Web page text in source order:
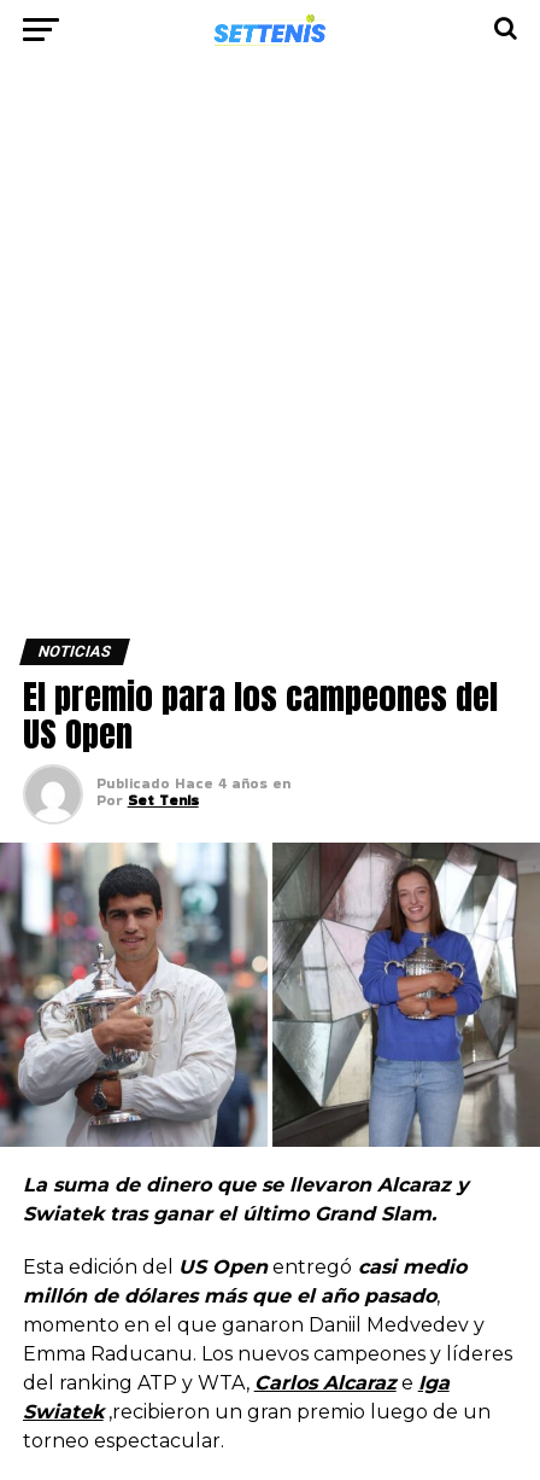
NOTICIAS
El premio para los campeones del
US Open
Publicado Hace 4 años en
Por Set Tenis
La suma de dinero que se llevaron Alcaraz y
Swiatek tras ganar el último Grand Slam.
Esta edición del US Openentregó casi medio
millón de dólares más que el año pasado,
momento en el que ganaron Daniil Medvedev y
Emma Raducanu. Los nuevos campeones y líderes
del ranking ATP y WTA, Carlos Alcaraze Iga
Swiatek,recibieron un gran premio luego de un
torneo espectacular.